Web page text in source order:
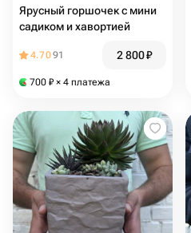
Ярусный горшочек с мини
садиком и хавортией
4.7091 2 800₽
700 ₽ × 4 платежа